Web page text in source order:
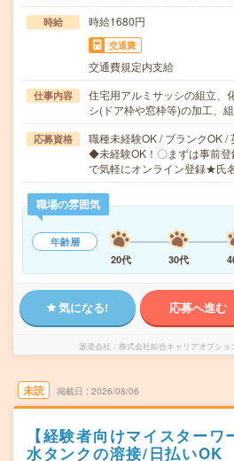
時給 時給1680円
交通費
交通費規定内支給
仕事内容
住宅用アルミサッシの組立、
シ(ドア枠や窓枠等)の加工、
応募資格
職種未経験OK / ブランクOK /
◆未経験OK！〇まずは事前
で気軽にオンライン登録★氏
職場の雰囲気
年齢層
20代
30代
気になる! 応募へ進む
派遣会社 株式会社綜合キャリアオプシ
未読 掲載日 2026/08/06
【経験者向けマイスター
水タンクの溶接/日払いOK